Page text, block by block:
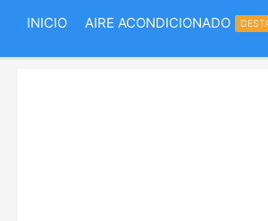
INICIO AIRE ACONDICIONADO